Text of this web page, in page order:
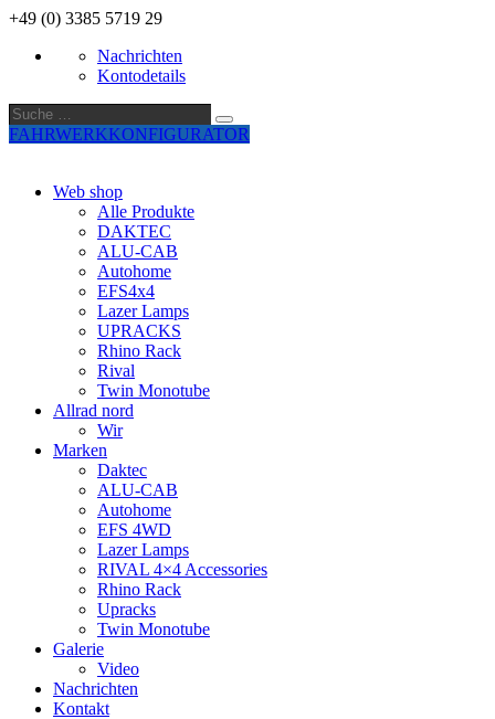
+49 (0) 3385 5719 29
Nachrichten
Kontodetails
Suche
…
Suche
FAHRWERKKONFIGURATOR
Web shop
Alle Produkte
DAKTEC
ALU-CAB
Autohome
EFS4x4
Lazer Lamps
UPRACKS
Rhino Rack
Rival
Twin Monotube
Allrad nord
Wir
Marken
Daktec
ALU-CAB
Autohome
EFS 4WD
Lazer Lamps
RIVAL 4×4 Accessories
Rhino Rack
Upracks
Twin Monotube
Galerie
Video
Nachrichten
Kontakt